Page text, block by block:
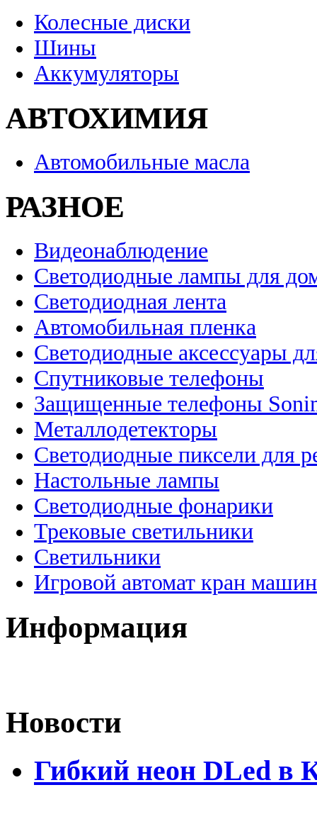
Колесные диски
Шины
Аккумуляторы
АВТОХИМИЯ
Автомобильные масла
РАЗНОЕ
Видеонаблюдение
Светодиодные лампы для
Светодиодная лента
Автомобильная пленка
Светодиодные аксессуары
Спутниковые телефоны
Защищенные телефоны
Металлодетекторы
Светодиодные пиксели для
Настольные лампы
Светодиодные фонарики
Трековые светильники
Светильники
Игровой автомат кран
Информация
Новости
Гибкий неон DLed в